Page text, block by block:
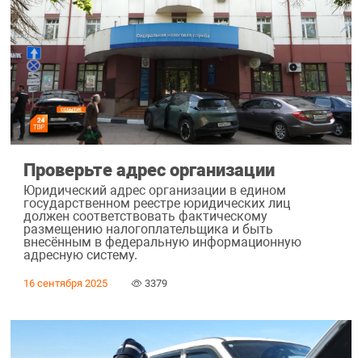
Проверьте адрес организации
Юридический адрес организации в едином
государственном реестре юридических лиц
должен соответствовать фактическому
размещению налогоплательщика и быть
внесённым в федеральную информационную
адресную систему.
16 сентября 2025 3379